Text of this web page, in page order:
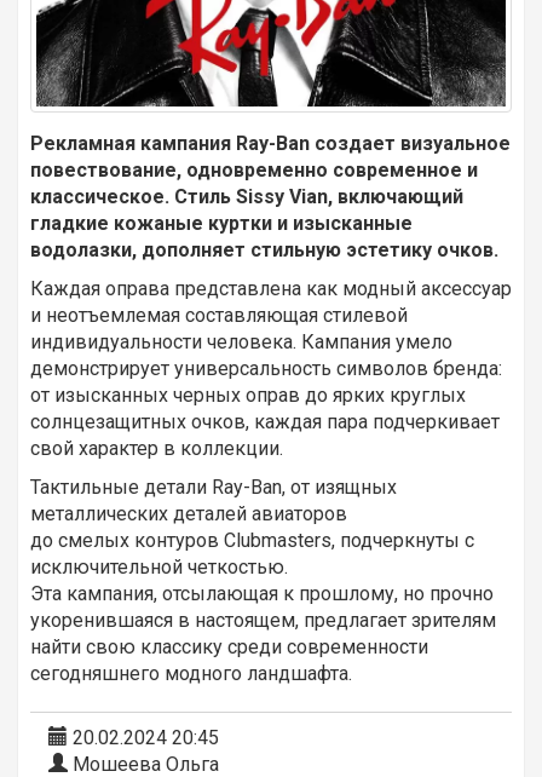
Рекламная кампания Ray-Ban создает визуальное
повествование, одновременно современное и
классическое. Стиль Sissy Vian, включающий
гладкие кожаные куртки и изысканные
водолазки, дополняет стильную эстетику очков.
Каждая оправа представлена ​​как модный аксессуар
и неотъемлемая составляющая стилевой
индивидуальности человека. Кампания умело
демонстрирует универсальность символов бренда:
от изысканных черных оправ до ярких круглых
солнцезащитных очков, каждая пара подчеркивает
свой характер в коллекции.
Тактильные детали Ray-Ban, от изящных
металлических деталей авиаторов
до смелых контуров Clubmasters, подчеркнуты с
исключительной четкостью.
Эта кампания, отсылающая к прошлому, но прочно
укоренившаяся в настоящем, предлагает зрителям
найти свою классику среди современности
сегодняшнего модного ландшафта.
20.02.2024 20:45
Мошеева Ольга